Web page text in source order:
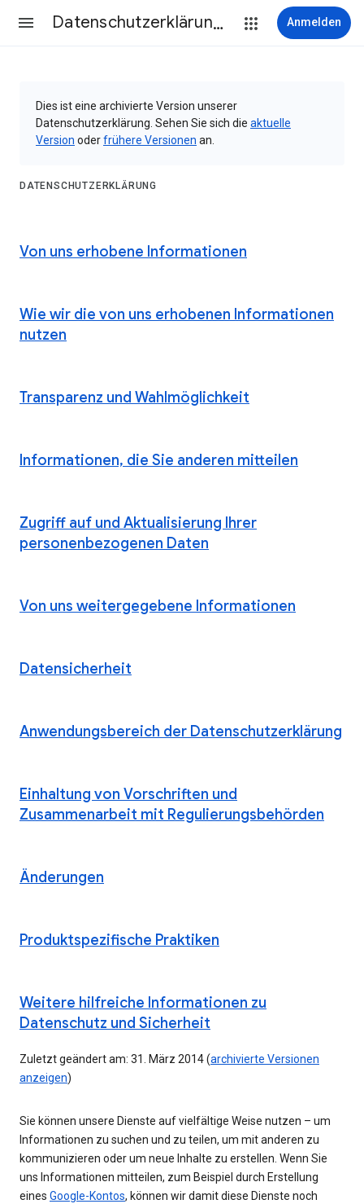
Datenschutzerklärung & Nutzungsbedingungen Anmelden
Dies ist eine archivierte Version unserer
Datenschutzerklärung. Sehen Sie sich die aktuelle
Version oderfrühere Versionen an.
DATENSCHUTZERKLÄRUNG
Von uns erhobene Informationen
Wie wir die von uns erhobenen Informationen
nutzen
Transparenz und Wahlmöglichkeit
Informationen, die Sie anderen mitteilen
Zugriff auf und Aktualisierung Ihrer
personenbezogenen Daten
Von uns weitergegebene Informationen
Datensicherheit
Anwendungsbereich der Datenschutzerklärung
Einhaltung von Vorschriften und
Zusammenarbeit mit Regulierungsbehörden
Änderungen
Produktspezifische Praktiken
Weitere hilfreiche Informationen zu
Datenschutz und Sicherheit
Zuletzt geändert am: 31. März 2014 (archivierte Versionen
anzeigen)
Sie können unsere Dienste auf vielfältige Weise nutzen – um
Informationen zu suchen und zu teilen, um mit anderen zu
kommunizieren oder um neue Inhalte zu erstellen. Wenn Sie
uns Informationen mitteilen, zum Beispiel durch Erstellung
eines Google-Kontos, können wir damit diese Dienste noch